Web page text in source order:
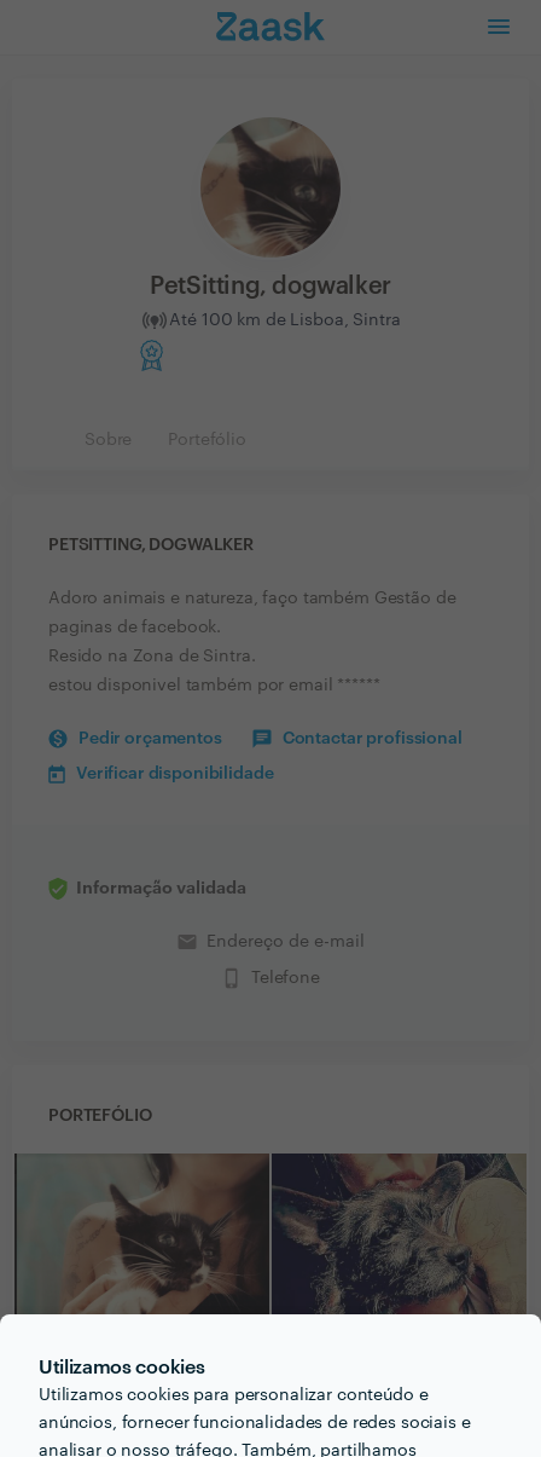
Utilizamos cookies
Utilizamos cookies para personalizar conteúdo e
anúncios, fornecer funcionalidades de redes sociais e
analisar o nosso tráfego. Também, partilhamos
PetSitting, dogwalker
Até 100 km de Lisboa, Sintra
Sobre Portefólio
PETSITTING, DOGWALKER
Adoro animais e natureza, faço também Gestão de
paginas de facebook.
Resido na Zona de Sintra.
estou disponivel também por email ******
Pedir orçamentos Contactar profissional
Verificar disponibilidade
Informação validada
email Endereço de e-mail
phone_iphone Telefone
PORTEFÓLIO